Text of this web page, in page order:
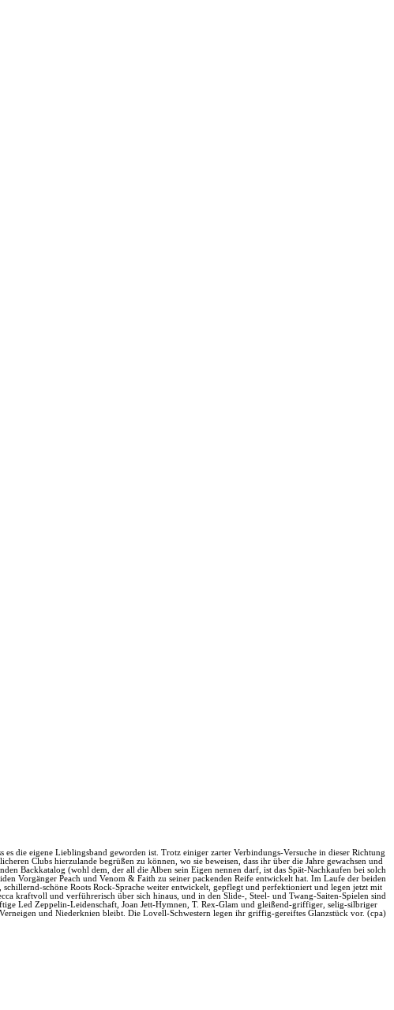
die eigene Lieblingsband geworden ist. Trotz einiger zarter Verbindungs-Versuche in dieser Richtung
Clubs hierzulande begrüßen zu können, wo sie beweisen, dass ihr über die Jahre gewachsen und
Backkatalog (wohl dem, der all die Alben sein Eigen nennen darf, ist das Spät-Nachkaufen bei solch
Vorgänger Peach und Venom & Faith zu seiner packenden Reife entwickelt hat. Im Laufe der beiden
schöne Roots Rock-Sprache weiter entwickelt, gepflegt und perfektioniert und legen jetzt mit
kraftvoll und verführerisch über sich hinaus, und in den Slide-, Steel- und Twang-Saiten-Spielen sind
Led Zeppelin-Leidenschaft, Joan Jett-Hymnen, T. Rex-Glam und gleißend-griffiger, selig-silbriger
und Niederknien bleibt. Die Lovell-Schwestern legen ihr griffig-gereiftes Glanzstück vor. (cpa)